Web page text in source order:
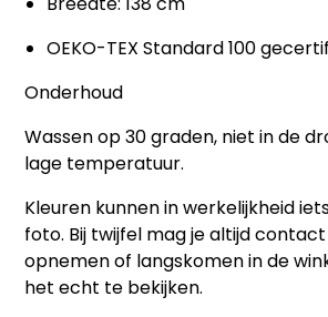
OEKO-TEX Standard 100
Onderhoud
Wassen op 30 graden, niet in de
lage temperatuur.
Kleuren kunnen in werkelijkheid
foto. Bij twijfel mag je altijd
opnemen of langskomen in de
het echt te bekijken.